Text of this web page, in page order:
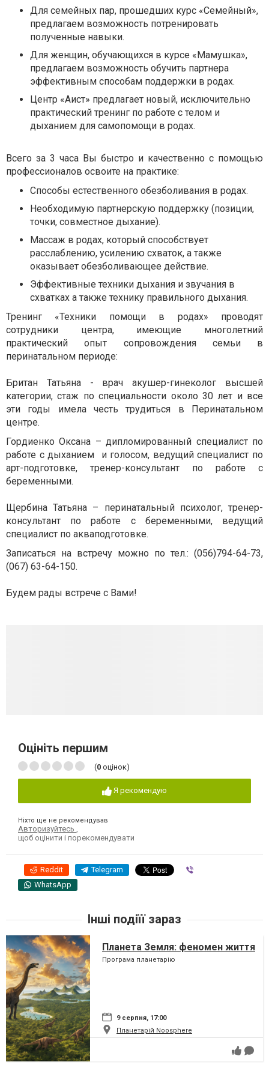
Для семейных пар, прошедших курс «Семейный»,
предлагаем возможность потренировать
полученные навыки.
Для женщин, обучающихся в курсе «Мамушка»,
предлагаем возможность обучить партнера
эффективным способам поддержки в родах.
Центр «Аист» предлагает новый, исключительно
практический тренинг по работе с телом и
дыханием для самопомощи в родах.
Всего за 3 часа Вы быстро и качественно с помощью
профессионалов освоите на практике:
Способы естественного обезболивания в родах.
Необходимую партнерскую поддержку (позиции,
точки, совместное дыхание).
Массаж в родах, который способствует
расслаблению, усилению схваток, а также
оказывает обезболивающее действие.
Эффективные техники дыхания и звучания в
схватках а также технику правильного дыхания.
Тренинг «Техники помощи в родах» проводят
сотрудники центра, имеющие многолетний
практический опыт сопровождения семьи в
перинатальном периоде:
Британ Татьяна - врач акушер-гинеколог высшей
категории, стаж по специальности около 30 лет и все
эти годы имела честь трудиться в Перинатальном
центре.
Гордиенко Оксана – дипломированный специалист по
работе с дыханием и голосом, ведущий специалист по
арт-подготовке, тренер-консультант по работе с
беременными.
Щербина Татьяна – перинатальный психолог, тренер-
консультант по работе с беременными, ведущий
специалист по акваподготовке.
Записаться на встречу можно по тел.: (056)794-64-73,
(067) 63-64-150.
Будем рады встрече с Вами!
Оцініть першим
(0 оцінок)
Я рекомендую
Ніхто ще не рекомендував
Авторизуйтесь
щоб оцінити і порекомендувати
Reddit Telegram
WhatsApp
Інші подіїї зараз
Планета Земля: феномен життя
Програма планетарію
9 серпня, 17:00
Планетарій Noosphere